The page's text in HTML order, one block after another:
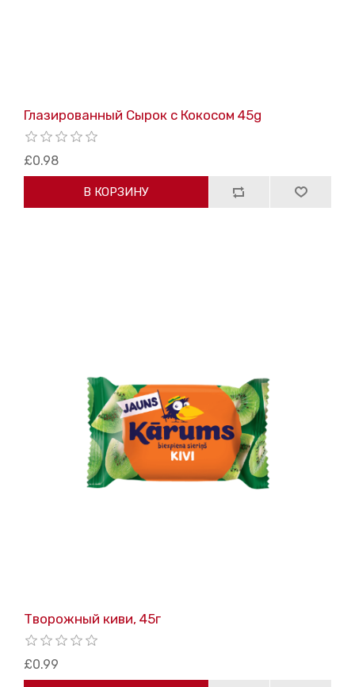
Глазированный Сырок с Кокосом 45g
£0.98
В КОРЗИНУ
Творожный киви, 45г
£0.99